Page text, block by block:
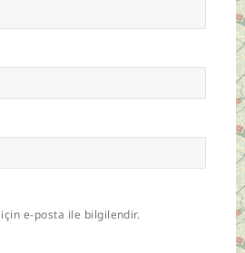
e-posta ile bilgilendir.